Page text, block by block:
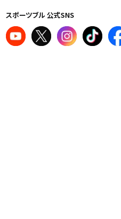
スポーツブル 公式SNS